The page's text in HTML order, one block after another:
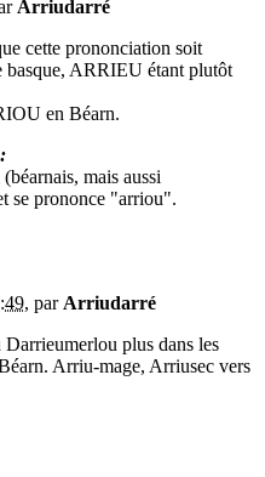
Arriudarré
cette prononciation soit
basque, ARRIEU étant plutôt
en Béarn.
mais aussi
se prononce "arriou".
, par Arriudarré
plus dans les
Arriu-mage, Arriusec vers